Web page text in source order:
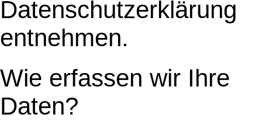
Datenschutzerklärung
entnehmen.
Wie erfassen wir Ihre
Daten?